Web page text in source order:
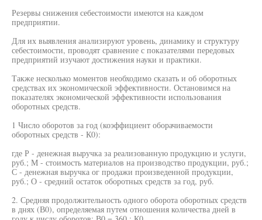
Резервы снижения себестоимости имеются на каждом
предприятии.
Для их выявления анализируют уровень, динамику и структуру
себестоимости, проводят сравнение с показателями передовых
предприятий изучают достижения науки и практики.
Также несколько моментов необходимо сказать и об оборотных
средствах их экономической эффективности. Остановимся на
показателях экономической эффективности использования
оборотных средств.
1 Число оборотов за год (коэффициент оборачиваемости
оборотных средств - К0):
где Р - денежная выручка за реализованную продукцию и услуги,
руб.; М - стоимость материалов на производство продукции, руб.;
С - денежная выручка ог продажи произведенной продукции,
руб.; О - средний остаток оборотных средств за год, руб.
2. Средняя продолжительность одного оборота оборотных средств
в днях (В0), определяемая путем отношения количества дней в